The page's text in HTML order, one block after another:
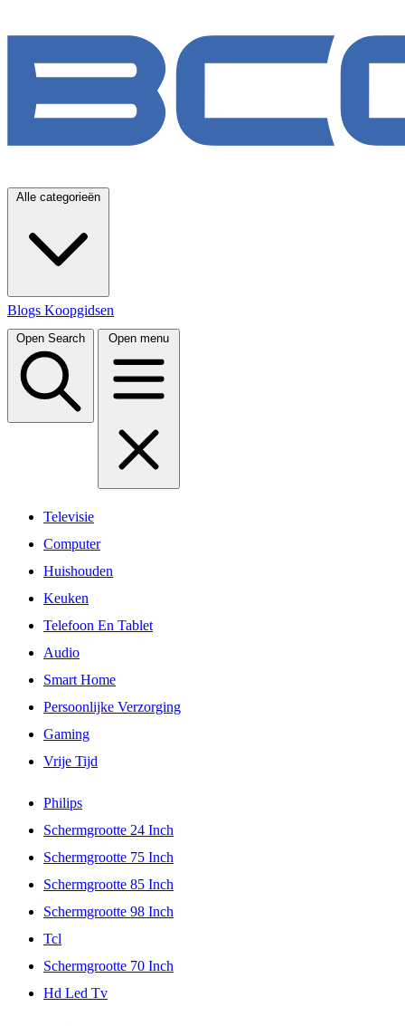
Alle categorieën
Blogs Koopgidsen
Open Search Open menu
Televisie
Computer
Huishouden
Keuken
Telefoon En Tablet
Audio
Smart Home
Persoonlijke Verzorging
Gaming
Vrije Tijd
Philips
Schermgrootte 24 Inch
Schermgrootte 75 Inch
Schermgrootte 85 Inch
Schermgrootte 98 Inch
Tcl
Schermgrootte 70 Inch
Hd Led Tv